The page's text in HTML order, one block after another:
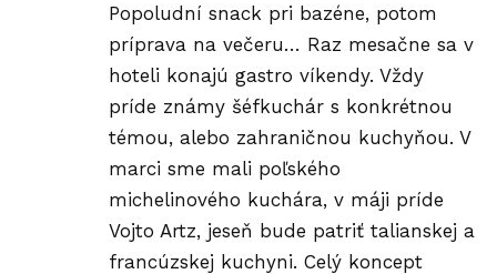
Popoludní snack pri bazéne, potom
príprava na večeru… Raz mesačne sa v
hoteli konajú gastro víkendy. Vždy
príde známy šéfkuchár s konkrétnou
témou, alebo zahraničnou kuchyňou. V
marci sme mali poľského
michelinového kuchára, v máji príde
Vojto Artz, jeseň bude patriť talianskej a
francúzskej kuchyni. Celý koncept